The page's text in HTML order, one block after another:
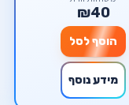
₪40
הוסף לסל
מידע נוסף